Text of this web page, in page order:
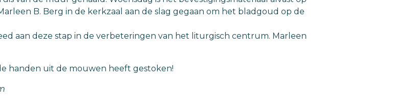
B. Berg in de kerkzaal aan de slag gegaan om het bladgoud op de
aan deze stap in de verbeteringen van het liturgisch centrum. Marleen
handen uit de mouwen heeft gestoken!